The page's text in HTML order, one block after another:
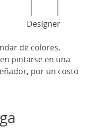
Designer
de colores,
pintarse en una
por un costo